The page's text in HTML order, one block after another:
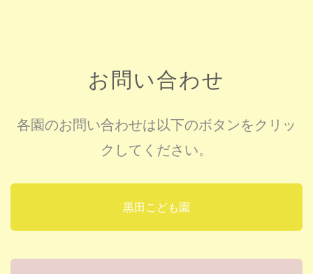
お問い合わせ
各園のお問い合わせは以下のボタンをクリッ
クしてください。
黒田こども園